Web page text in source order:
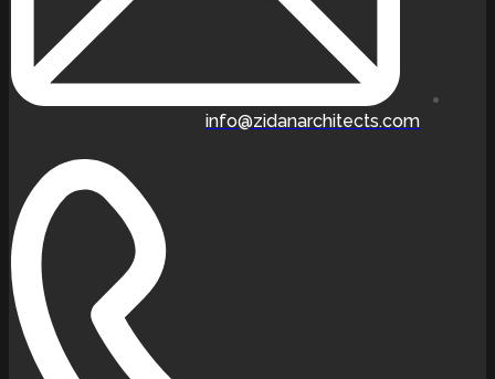
info@zidanarchitects.com